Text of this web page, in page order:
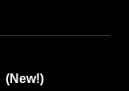
(New!)